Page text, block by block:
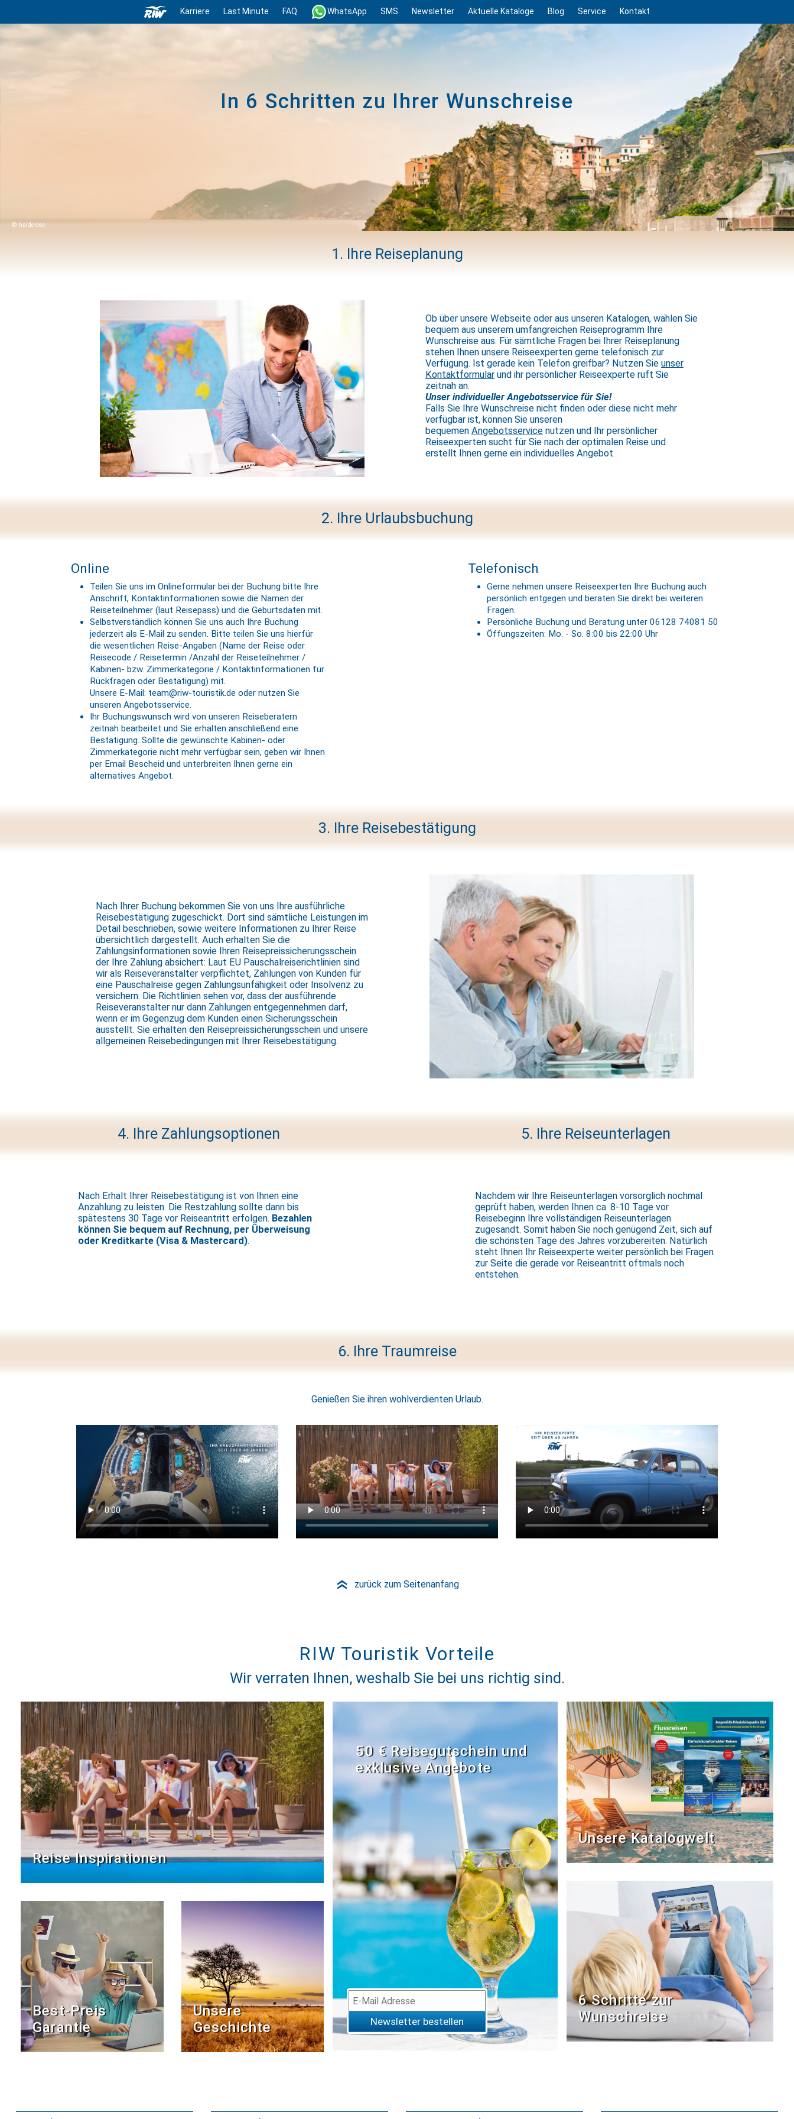
Karriere Last Minute FAQ WhatsApp SMS Newsletter Aktuelle Kataloge Blog Service Kontakt
haiderose
In 6 Schritten zu Ihrer Wunschreise
1. Ihre Reiseplanung
Ob über unsere Webseite oder aus unseren Katalogen, wählen Sie
bequem aus unserem umfangreichen Reiseprogramm Ihre
Wunschreise aus. Für sämtliche Fragen bei Ihrer Reiseplanung
stehen Ihnen unsere Reiseexperten gerne telefonisch zur
Verfügung. Ist gerade kein Telefon greifbar? Nutzen Sie unser
Kontaktformular und ihr persönlicher Reiseexperte ruft Sie
zeitnah an.
Unser individueller Angebotsservice für Sie!
Falls Sie Ihre Wunschreise nicht finden oder diese nicht mehr
verfügbar ist, können Sie unseren
bequemen Angebotsservice nutzen und Ihr persönlicher
Reiseexperten sucht für Sie nach der optimalen Reise und
erstellt Ihnen gerne ein individuelles Angebot.
2. Ihre Urlaubsbuchung
Online
Teilen Sie uns im Onlineformular bei der Buchung bitte Ihre
Anschrift, Kontaktinformationen sowie die Namen der
Reiseteilnehmer (laut Reisepass) und die Geburtsdaten mit.
Selbstverständlich können Sie uns auch Ihre Buchung
jederzeit als E-Mail zu senden. Bitte teilen Sie uns hierfür
die wesentlichen Reise-Angaben (Name der Reise oder
Reisecode / Reisetermin /Anzahl der Reiseteilnehmer /
Kabinen- bzw. Zimmerkategorie / Kontaktinformationen für
Rückfragen oder Bestätigung) mit.
Unsere E-Mail: team@riw-touristik.de oder nutzen Sie
unseren Angebotsservice.
Ihr Buchungswunsch wird von unseren Reiseberatern
zeitnah bearbeitet und Sie erhalten anschließend eine
Bestätigung. Sollte die gewünschte Kabinen- oder
Zimmerkategorie nicht mehr verfügbar sein, geben wir Ihnen
per Email Bescheid und unterbreiten Ihnen gerne ein
alternatives Angebot.
Telefonisch
Gerne nehmen unsere Reiseexperten Ihre Buchung auch
persönlich entgegen und beraten Sie direkt bei weiteren
Fragen.
Persönliche Buchung und Beratung unter 06128 74081 50
Öffungszeiten: Mo. - So. 8:00 bis 22:00 Uhr
3. Ihre Reisebestätigung
Nach Ihrer Buchung bekommen Sie von uns Ihre ausführliche
Reisebestätigung zugeschickt. Dort sind sämtliche Leistungen im
Detail beschrieben, sowie weitere Informationen zu Ihrer Reise
übersichtlich dargestellt. Auch erhalten Sie die
Zahlungsinformationen sowie Ihren Reisepreissicherungsschein
der Ihre Zahlung absichert: Laut EU Pauschalreiserichtlinien sind
wir als Reiseveranstalter verpflichtet, Zahlungen von Kunden für
eine Pauschalreise gegen Zahlungsunfähigkeit oder Insolvenz zu
versichern. Die Richtlinien sehen vor, dass der ausführende
Reiseveranstalter nur dann Zahlungen entgegennehmen darf,
wenn er im Gegenzug dem Kunden einen Sicherungsschein
ausstellt. Sie erhalten den Reisepreissicherungsschein und unsere
allgemeinen Reisebedingungen mit Ihrer Reisebestätigung.
4. Ihre Zahlungsoptionen
Nach Erhalt Ihrer Reisebestätigung ist von Ihnen eine
Anzahlung zu leisten. Die Restzahlung sollte dann bis
spätestens 30 Tage vor Reiseantritt erfolgen. Bezahlen
können Sie bequem auf Rechnung, per Überweisung
oder Kreditkarte (Visa & Mastercard).
5. Ihre Reiseunterlagen
Nachdem wir Ihre Reiseunterlagen vorsorglich nochmal
geprüft haben, werden Ihnen ca. 8-10 Tage vor
Reisebeginn Ihre vollständigen Reiseunterlagen
zugesandt. Somit haben Sie noch genügend Zeit, sich auf
die schönsten Tage des Jahres vorzubereiten. Natürlich
steht Ihnen Ihr Reiseexperte weiter persönlich bei Fragen
zur Seite die gerade vor Reiseantritt oftmals noch
entstehen.
6. Ihre Traumreise
Genießen Sie ihren wohlverdienten Urlaub.
» zurück zum Seitenanfang
RIW Touristik Vorteile
Wir verraten Ihnen, weshalb Sie bei uns richtig sind.
Reise Inspirationen
Best-Preis
Garantie
Unsere
Geschichte
50 € Reisegutschein und
exklusive Angebote
Newsletter bestellen
Unsere Katalogwelt
6 Schritte zur
Wunschreise